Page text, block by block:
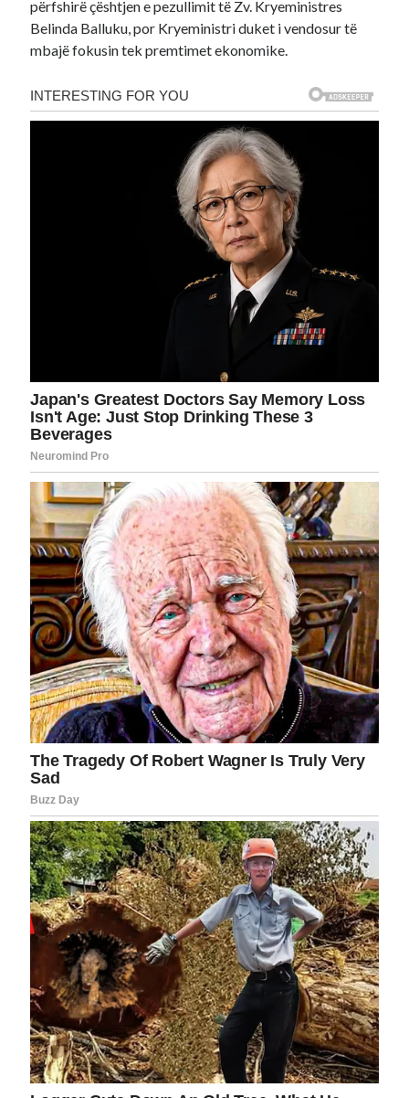
përfshirë çështjen e pezullimit të Zv. Kryeministres
Belinda Balluku, por Kryeministri duket i vendosur të
mbajë fokusin tek premtimet ekonomike.